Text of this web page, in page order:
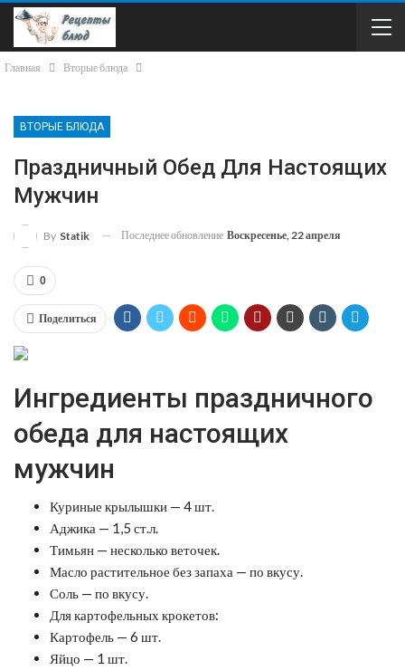
Главная Вторые блюда
ВТОРЫЕ БЛЮДА
Праздничный Обед Для Настоящих
Мужчин
By Statik Последнее обновление Воскресенье, 22 апреля
0
Поделиться
Ингредиенты праздничного
обеда для настоящих
мужчин
Куриные крылышки — 4 шт.
Аджика — 1,5 ст.л.
Тимьян — несколько веточек.
Масло растительное без запаха — по вкусу.
Соль — по вкусу.
Для картофельных крокетов:
Картофель — 6 шт.
Яйцо — 1 шт.